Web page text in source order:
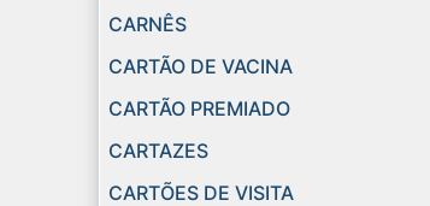
CARNÊS
CARTÃO DE VACINA
CARTÃO PREMIADO
CARTAZES
CARTÕES DE VISITA